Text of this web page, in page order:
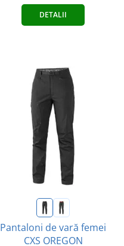
DETALII
Pantaloni de vară femei
CXS OREGON